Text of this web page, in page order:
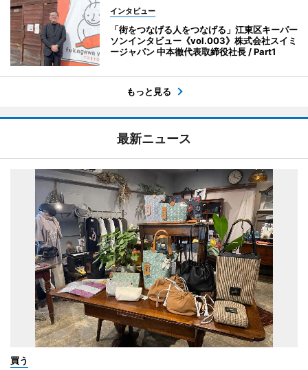
インタビュー
「街をつなげる人をつなげる」江東区キーパー
ソンインタビュー《vol.003》株式会社スイミ
ージャパン 中本徹代表取締役社長 / Part1
もっと見る
最新ニュース
買う